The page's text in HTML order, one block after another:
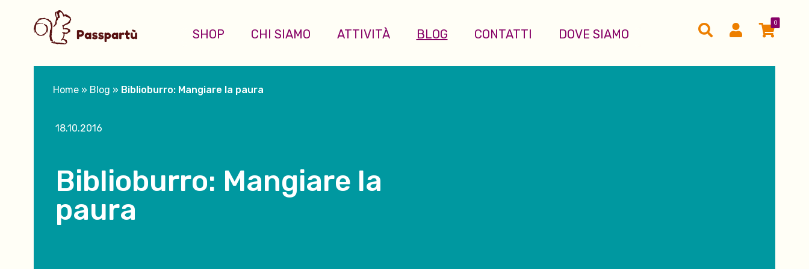
SHOP CHI SIAMO ATTIVITÀ BLOG CONTATTI DOVE SIAMO
0
Home » Blog » Biblioburro: Mangiare la paura
18.10.2016
Biblioburro: Mangiare la
paura